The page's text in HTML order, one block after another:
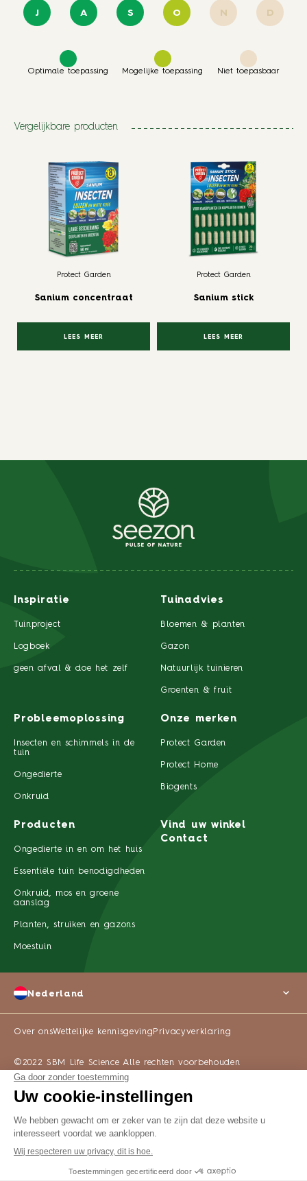
WAAR TE KOOP
J A S O N D
Optimale toepassing Mogelijke toepassing Niet toepasbaar
Vergelijkbare producten
Protect Garden
Sanium concentraat
LEES MEER
Protect Garden
Sanium stick
LEES MEER
Inspiratie
Tuinproject
Logboek
geen afval & doe het zelf
Tuinadvies
Bloemen & planten
Gazon
Natuurlijk tuinieren
Groenten & fruit
Probleemoplossing
Insecten en schimmels in de
tuin
Ongedierte
Onkruid
Onze merken
Protect Garden
Protect Home
Biogents
Producten
Ongedierte in en om het huis
Essentiële tuin benodigdheden
Onkruid, mos en groene
aanslag
Planten, struiken en gazons
Moestuin
Vind uw winkel
Contact
Over onsWettelijke kennisgeving Privacyverklaring
©2022 SBM Life Science Alle rechten voorbehouden
Nederland